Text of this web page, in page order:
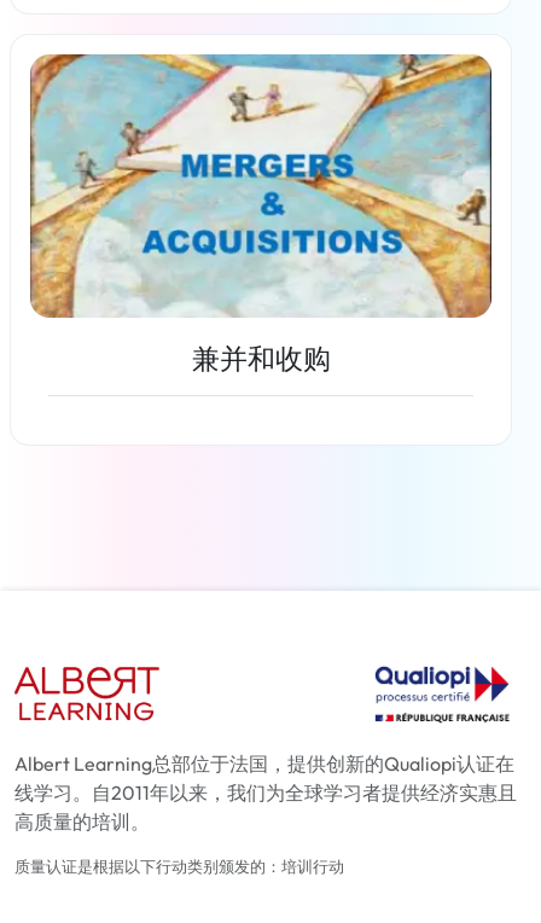
了解更多
兼并和收购
Albert Learning总部位于法国，提供创新的Qualiopi认证在
线学习。自2011年以来，我们为全球学习者提供经济实惠且
高质量的培训。
质量认证是根据以下行动类别颁发的：培训行动